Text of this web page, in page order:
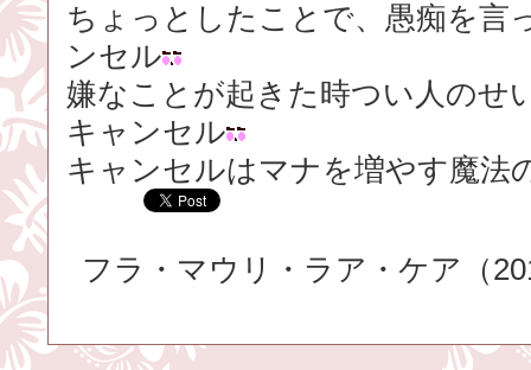
ちょっとしたことで、愚痴を言
ンセル
嫌なことが起きた時つい人のせ
キャンセル
キャンセルはマナを増やす魔法
フラ・マウリ・ラア・ケア（